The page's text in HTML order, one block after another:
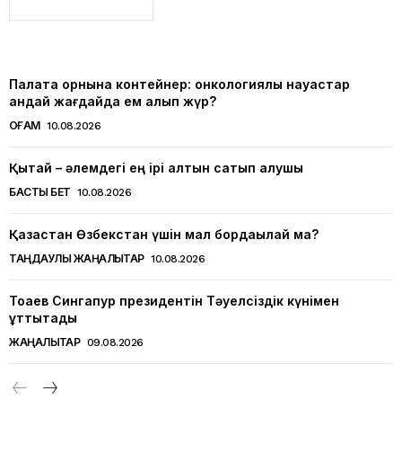
Палата орнына контейнер: онкологиялық науқастар
қандай жағдайда ем алып жүр?
ҚОҒАМ 10.08.2026
Қытай – әлемдегі ең ірі алтын сатып алушы
БАСТЫ БЕТ 10.08.2026
Қазақстан Өзбекстан үшін мал бордақылай ма?
ТАҢДАУЛЫ ЖАҢАЛЫҚТАР 10.08.2026
Тоқаев Сингапур президентін Тәуелсіздік күнімен
құттықтады
ЖАҢАЛЫҚТАР 09.08.2026